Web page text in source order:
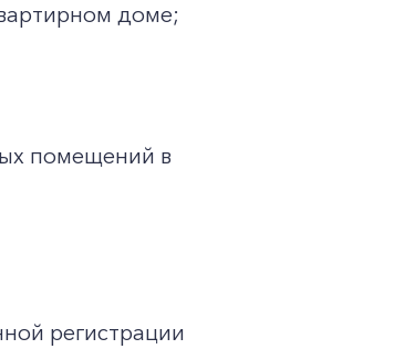
доме;
помещений в
регистрации